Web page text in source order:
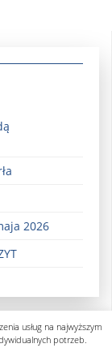
2026
usług na najwyższym
potrzeb.